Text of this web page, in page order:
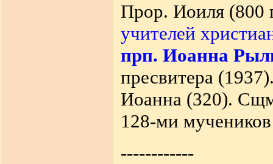
Прор. Иоиля (800
учителей
прп. Иоанна
пресвитера
Иоанна (320).
128-ми
------------